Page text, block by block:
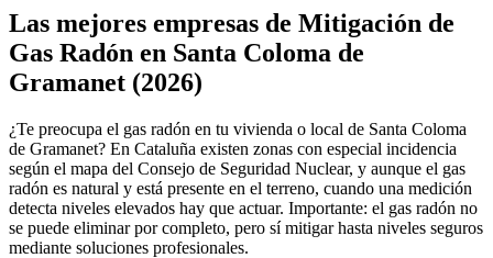
+
−
Las mejores empresas de Mitigación de
Gas Radón en Santa Coloma de
Gramanet (2026)
¿Te preocupa el gas radón en tu vivienda o local de Santa Coloma
de Gramanet? En Cataluña existen zonas con especial incidencia
según el mapa del Consejo de Seguridad Nuclear, y aunque el gas
radón es natural y está presente en el terreno, cuando una medición
detecta niveles elevados hay que actuar. Importante: el gas radón no
se puede eliminar por completo, pero sí mitigar hasta niveles seguros
mediante soluciones profesionales.